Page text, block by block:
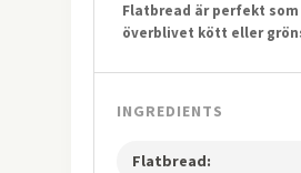
Flatbread är perfekt som
överblivet kött eller
INGREDIENTS
Flatbread: